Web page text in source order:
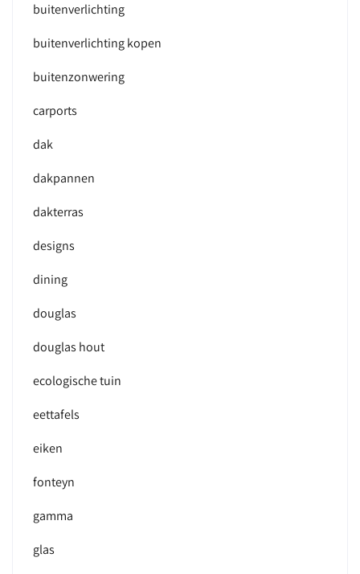
buitenverlichting
buitenverlichting kopen
buitenzonwering
carports
dak
dakpannen
dakterras
designs
dining
douglas
douglas hout
ecologische tuin
eettafels
eiken
fonteyn
gamma
glas